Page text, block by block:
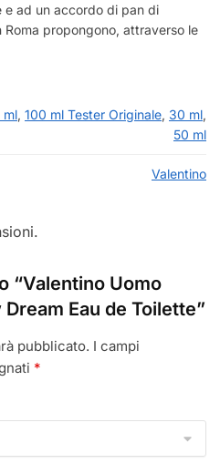
e ad un accordo di pan di
propongono, attraverso le
ml, 100 ml Tester Originale, 30 ml,
50 ml
Valentino
“Valentino Uomo
Eau de Toilette”
pubblicato. I campi
*